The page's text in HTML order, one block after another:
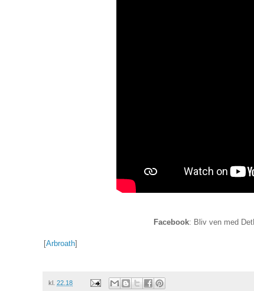
Facebook: Bliv ven med
[Arbroath]
kl. 22.18